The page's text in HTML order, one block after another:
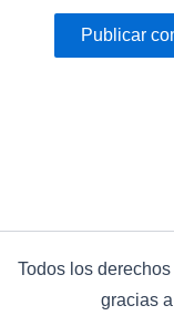
Todos los
gracias a